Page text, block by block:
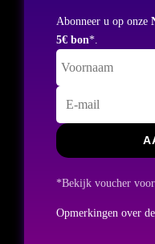
Abonneer u op onze
5€ bon*.
*Bekijk voucher
Opmerkingen over de